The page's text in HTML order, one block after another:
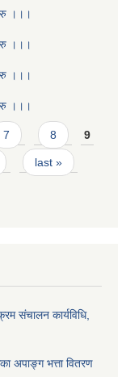
।।।
।।।
।।।
।।।
7 8 9
last »
संचालन कार्यविधि,
अपाङ्ग भत्ता वितरण